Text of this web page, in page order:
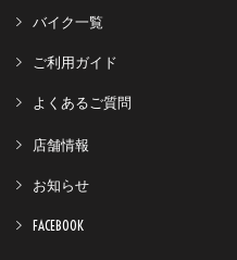
バイク一覧
ご利用ガイド
よくあるご質問
店舗情報
お知らせ
FACEBOOK